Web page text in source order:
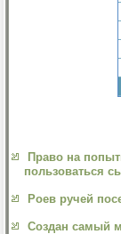
Право на
пользоваться
Роев ручей
Создан самый